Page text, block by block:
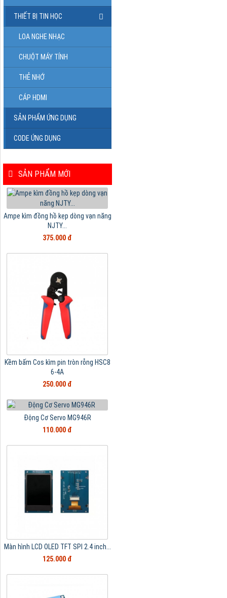
THIẾT BỊ TIN HỌC
LOA NGHE NHẠC
CHUỘT MÁY TÍNH
THẺ NHỚ
CÁP HDMI
SẢN PHẨM ỨNG DỤNG
CODE ỨNG DỤNG
SẢN PHẨM MỚI
Ampe kìm đồng hồ kẹp dòng vạn năng
NJTY...
375.000 đ
Kềm bấm Cos kìm pin tròn rỗng HSC8
6-4A
250.000 đ
Động Cơ Servo MG946R
110.000 đ
Màn hình LCD OLED TFT SPI 2.4 inch...
125.000 đ